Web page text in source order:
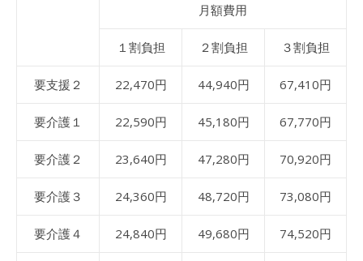
月額費用
１割負担 ２割負担 ３割負担
要支援２ 22,470円 44,940円 67,410円
要介護１ 22,590円 45,180円 67,770円
要介護２ 23,640円 47,280円 70,920円
要介護３ 24,360円 48,720円 73,080円
要介護４ 24,840円 49,680円 74,520円